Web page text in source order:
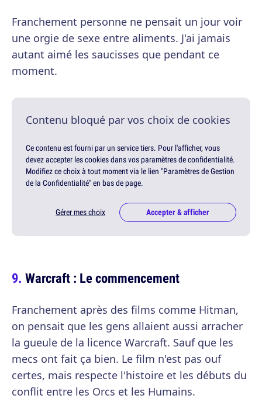
Franchement personne ne pensait un jour voir
une orgie de sexe entre aliments. J'ai jamais
autant aimé les saucisses que pendant ce
moment.
Contenu bloqué par vos choix de cookies
Ce contenu est fourni par un service tiers. Pour l'afficher, vous
devez accepter les cookies dans vos paramètres de confidentialité.
Modifiez ce choix à tout moment via le lien "Paramètres de Gestion
de la Confidentialité" en bas de page.
Gérer mes choix Accepter & afficher
Warcraft : Le commencement
Franchement après des films comme Hitman,
on pensait que les gens allaient aussi arracher
la gueule de la licence Warcraft. Sauf que les
mecs ont fait ça bien. Le film n'est pas ouf
certes, mais respecte l'histoire et les débuts du
conflit entre les Orcs et les Humains.